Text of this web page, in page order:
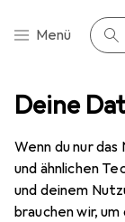
Deine
Wenn du nur
und ähnlichen
und deinem
brauchen wir,
Navigation nach
Menü Suche
Russell